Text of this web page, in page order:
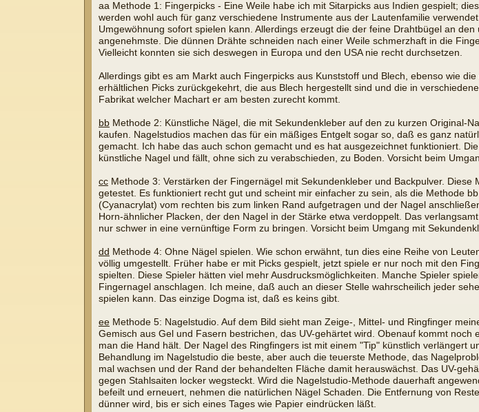
aa Methode 1: Fingerpicks - Eine Weile habe ich mit Sitarpicks aus Indien gespielt;
werden wohl auch für ganz verschiedene Instrumente aus der Lautenfamilie
Umgewöhnung sofort spielen kann. Allerdings erzeugt die der feine Drahtbügel an
angenehmste. Die dünnen Drähte schneiden nach einer Weile schmerzhaft in die
Vielleicht konnten sie sich deswegen in Europa und den USA nie recht durchsetzen.
Allerdings gibt es am Markt auch Fingerpicks aus Kunststoff und Blech, ebenso wie
erhältlichen Picks zurückgekehrt, die aus Blech hergestellt sind und die in
Fabrikat welcher Machart er am besten zurecht kommt.
bb Methode 2: Künstliche Nägel, die mit Sekundenkleber auf den zu kurzen Original-
kaufen. Nagelstudios machen das für ein mäßiges Entgelt sogar so, daß es ganz
gemacht. Ich habe das auch schon gemacht und es hat ausgezeichnet funktioniert.
künstliche Nagel und fällt, ohne sich zu verabschieden, zu Boden. Vorsicht beim
cc Methode 3: Verstärken der Fingernägel mit Sekundenkleber und Backpulver.
getestet. Es funktioniert recht gut und scheint mir einfacher zu sein, als die Methode
(Cyanacrylat) vom rechten bis zum linken Rand aufgetragen und der Nagel
Horn-ähnlicher Placken, der den Nagel in der Stärke etwa verdoppelt. Das
nur schwer in eine vernünftige Form zu bringen. Vorsicht beim Umgang mit
dd Methode 4: Ohne Nägel spielen. Wie schon erwähnt, tun dies eine Reihe von
völlig umgestellt. Früher habe er mit Picks gespielt, jetzt spiele er nur noch mit den
spielten. Diese Spieler hätten viel mehr Ausdrucksmöglichkeiten. Manche Spieler
Fingernagel anschlagen. Ich meine, daß auch an dieser Stelle wahrscheilich jeder
spielen kann. Das einzige Dogma ist, daß es keins gibt.
ee Methode 5: Nagelstudio. Auf dem Bild sieht man Zeige-, Mittel- und Ringfinger
Gemisch aus Gel und Fasern bestrichen, das UV-gehärtet wird. Obenauf kommt
man die Hand hält. Der Nagel des Ringfingers ist mit einem "Tip" künstlich verlängert
Behandlung im Nagelstudio die beste, aber auch die teuerste Methode, das
mal wachsen und der Rand der behandelten Fläche damit herauswächst. Das UV-
gegen Stahlsaiten locker wegsteckt. Wird die Nagelstudio-Methode dauerhaft
befeilt und erneuert, nehmen die natürlichen Nägel Schaden. Die Entfernung von
dünner wird, bis er sich eines Tages wie Papier eindrücken läßt.